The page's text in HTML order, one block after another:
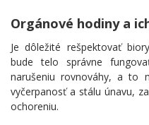
Orgánové hodiny a
Je dôležité rešpektovať
bude telo správne
narušeniu rovnováhy, a to
vyčerpanosť a stálu únavu,
ochoreniu.